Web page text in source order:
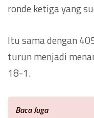
ronde ketiga yang
Itu sama dengan
turun menjadi
18-1.
Baca Juga